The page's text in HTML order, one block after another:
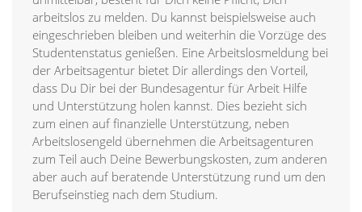
arbeitslos zu melden. Du kannst beispielsweise auch
eingeschrieben bleiben und weiterhin die Vorzüge des
Studentenstatus genießen. Eine Arbeitslosmeldung bei
der Arbeitsagentur bietet Dir allerdings den Vorteil,
dass Du Dir bei der Bundesagentur für Arbeit Hilfe
und Unterstützung holen kannst. Dies bezieht sich
zum einen auf finanzielle Unterstützung, neben
Arbeitslosengeld übernehmen die Arbeitsagenturen
zum Teil auch Deine Bewerbungskosten, zum anderen
aber auch auf beratende Unterstützung rund um den
Berufseinstieg nach dem Studium.